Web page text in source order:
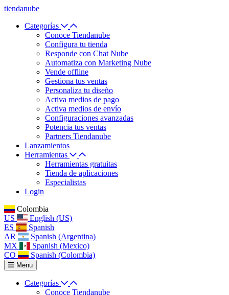
tiendanube
Categorías
Conoce Tiendanube
Configura tu tienda
Responde con Chat Nube
Automatiza con Marketing Nube
Vende offline
Gestiona tus ventas
Personaliza tu diseño
Activa medios de pago
Activa medios de envío
Configuraciones avanzadas
Potencia tus ventas
Partners Tiendanube
Lanzamientos
Herramientas
Herramientas gratuitas
Tienda de aplicaciones
Especialistas
Login
Colombia
US
English (US)
ES
Spanish
AR
Spanish (Argentina)
MX
Spanish (Mexico)
CO
Spanish (Colombia)
Menu
Categorías
Conoce Tiendanube